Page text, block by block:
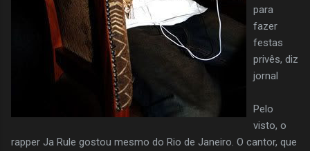
para
fazer
festas
privês, diz
jornal
Pelo
visto, o
rapper Ja Rule gostou mesmo do Rio de Janeiro. O cantor, que